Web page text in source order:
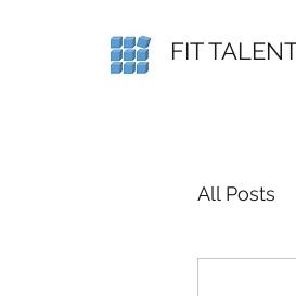
FIT
All Posts